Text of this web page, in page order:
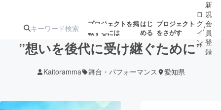
プロジェクトを掲
載するには
はじ
める
プロジェクト
をさがす
ロ
グ
イ
ン
/
新
規
会
員
登
録
”想いを後代に受け継ぐために”
Kaitoramma 舞台・パフォーマンス 愛知県